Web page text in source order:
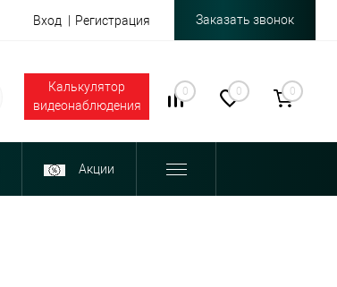
Вход Регистрация Заказать звонок
Калькулятор
видеонаблюдения
0 0 0
Акции